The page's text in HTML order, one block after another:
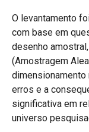
O levantamento
com base em
desenho
(Amostragem
dimensionamento
erros e a
significativa em
universo